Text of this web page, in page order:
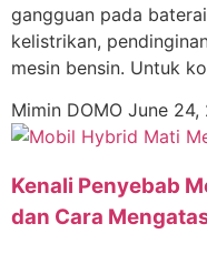
gangguan pada
kelistrikan,
mesin bensin. Untuk
Mimin DOMO June 24,
Kenali Penyebab
dan Cara